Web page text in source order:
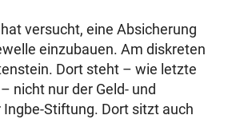
versucht, eine Absicherung
einzubauen. Am diskreten
Dort steht – wie letzte
nicht nur der Geld- und
Ingbe-Stiftung. Dort sitzt auch